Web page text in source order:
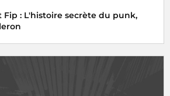
Fip : L'histoire secrète du punk,